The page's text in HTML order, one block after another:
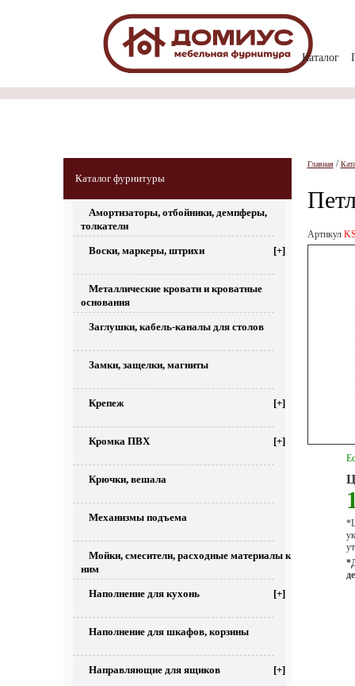
Каталог
Каталог фурнитуры
Амортизаторы, отбойники, демпферы,
толкатели
Воски, маркеры, штрихи [+]
Металлические кровати и кроватные
основания
Заглушки, кабель-каналы для столов
Замки, защелки, магниты
Крепеж [+]
Кромка ПВХ [+]
Крючки, вешала
Механизмы подъема
Мойки, смесители, расходные материалы к
ним
Наполнение для кухонь [+]
Наполнение для шкафов, корзины
Направляющие для ящиков [+]
Главная/
Артикул